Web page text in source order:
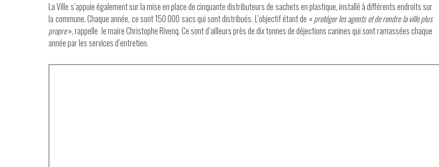
La Ville s’appuie également sur la mise en place de cinquante distributeurs de sachets en plastique, installé à différents endroits sur
la commune. Chaque année, ce sont 150 000 sacs qui sont distribués. L’objectif étant de «protéger les agents et de rendre la ville plus
propre», rappelle le maire Christophe Rivenq. Ce sont d’ailleurs près de dix tonnes de déjections canines qui sont ramassées chaque
année par les services d’entretien.